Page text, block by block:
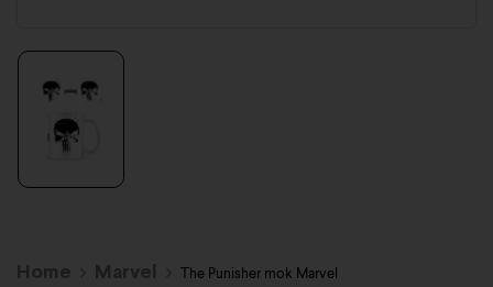
Home Marvel The Punisher mok Marvel